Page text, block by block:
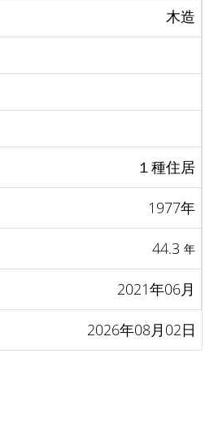
木造
１種住居
1977年
44.3 年
2021年06月
2026年08月02日